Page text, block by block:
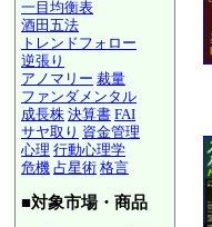
一目均衡表
酒田五法
トレンドフォロー
逆張り
アノマリー 裁量
ファンダメンタル
成長株 決算書 FAI
サヤ取り 資金管理
心理 行動心理学
危機 占星術 格言
■対象市場・商品